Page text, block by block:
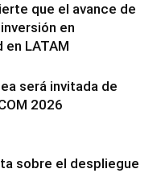
que el avance de
en
LATAM
será invitada de
2026
sobre el despliegue